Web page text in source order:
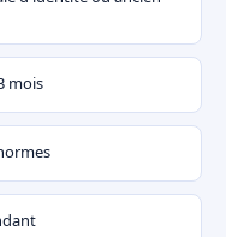
mois